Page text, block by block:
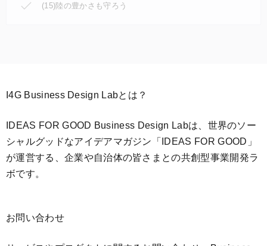
(15)陸の豊かさも守ろう
I4G Business Design Labとは？
IDEAS FOR GOOD Business Design Labは、世界のソー
シャルグッドなアイデアマガジン「IDEAS FOR GOOD」
が運営する、企業や自治体の皆さまとの共創型事業開発ラ
ボです。
お問い合わせ